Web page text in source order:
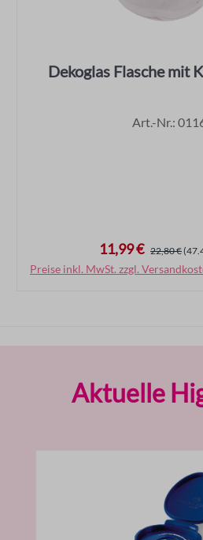
Dekoglas Flasche mit
Art.-Nr.:
Verkaufspreis:11,99 € Regulärer
22,80 €
Preise inkl. MwSt. zzgl.In den
Aktuelle